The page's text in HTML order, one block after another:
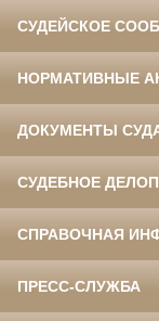
СУДЕЙСКОЕ
НОРМАТИВНЫЕ
ДОКУМЕНТЫ
СУДЕБНОЕ
СПРАВОЧНАЯ
ПРЕСС-СЛУЖБА